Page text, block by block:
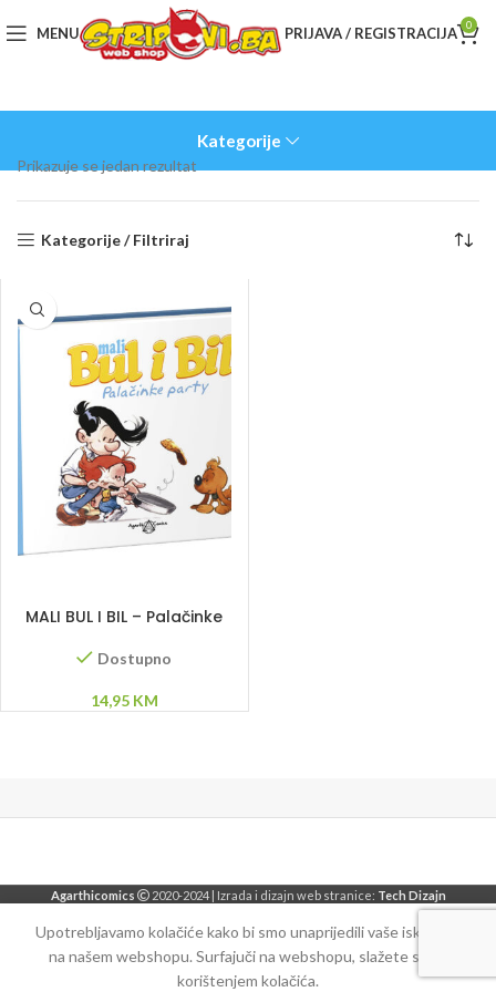
MENU PRIJAVA / REGISTRACIJA 0
Kategorije
Prikazuje se jedan rezultat
Kategorije / Filtriraj
MALI BUL I BIL – Palačinke
Dostupno
14,95 KM
Agarthicomics 2020-2024 | Izrada i dizajn web stranice: Tech Dizajn
Upotrebljavamo kolačiće kako bi smo unaprijedili vaše iskustvo
na našem webshopu. Surfajuči na webshopu, slažete se sa
korištenjem kolačića.